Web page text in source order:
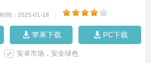
时间：2025-01-18
苹果下载 PC下载
安卓市场，安全绿色